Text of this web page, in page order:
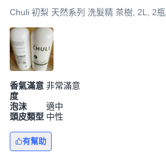
Chuli 初梨 天然系列 洗髮精 茶樹, 2L, 2瓶
香氣滿意
度
非常滿意
泡沫
適中
頭皮類型 中性
有幫助